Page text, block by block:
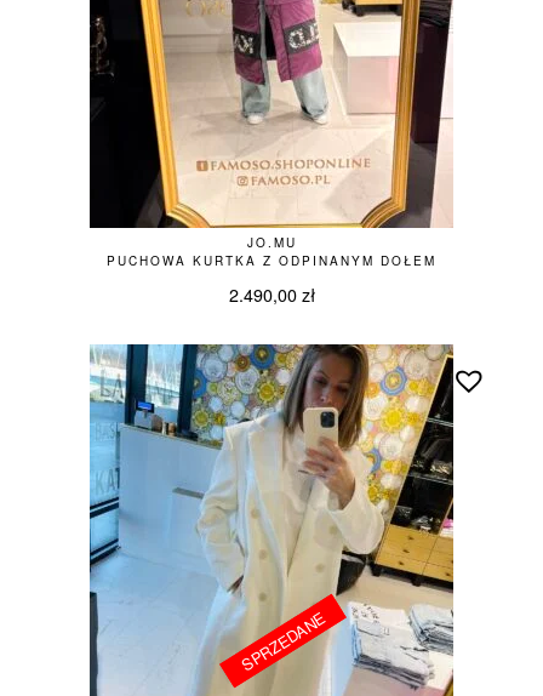
JO.MU
PUCHOWA KURTKA Z ODPINANYM DOŁEM
2.490,00 zł
SPRZEDANE
SPRZEDANE